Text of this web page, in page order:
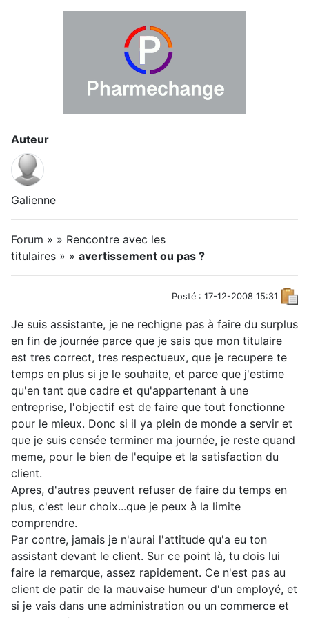
Auteur
Galienne
Forum » » Rencontre avec les
titulaires » » avertissement ou pas ?
Posté : 17-12-2008 15:31
Je suis assistante, je ne rechigne pas à faire du surplus
en fin de journée parce que je sais que mon titulaire
est tres correct, tres respectueux, que je recupere te
temps en plus si je le souhaite, et parce que j'estime
qu'en tant que cadre et qu'appartenant à une
entreprise, l'objectif est de faire que tout fonctionne
pour le mieux. Donc si il ya plein de monde a servir et
que je suis censée terminer ma journée, je reste quand
meme, pour le bien de l'equipe et la satisfaction du
client.
Apres, d'autres peuvent refuser de faire du temps en
plus, c'est leur choix...que je peux à la limite
comprendre.
Par contre, jamais je n'aurai l'attitude qu'a eu ton
assistant devant le client. Sur ce point là, tu dois lui
faire la remarque, assez rapidement. Ce n'est pas au
client de patir de la mauvaise humeur d'un employé, et
si je vais dans une administration ou un commerce et